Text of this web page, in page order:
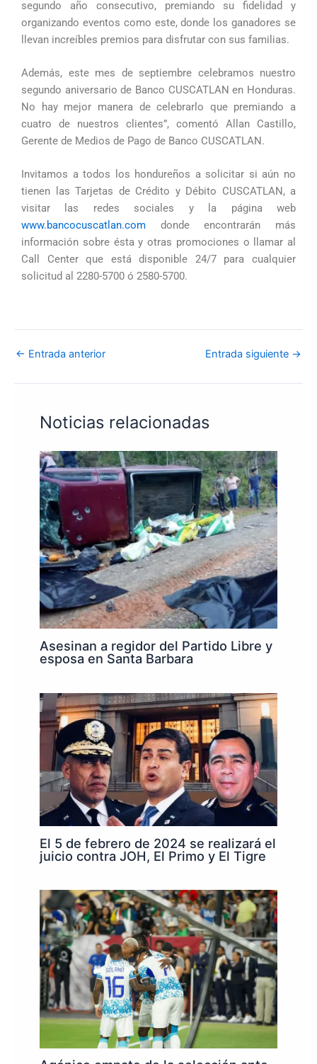
segundo año consecutivo, premiando su fidelidad y
organizando eventos como este, donde los ganadores se
llevan increíbles premios para disfrutar con sus familias.
Además, este mes de septiembre celebramos nuestro
segundo aniversario de Banco CUSCATLAN en Honduras.
No hay mejor manera de celebrarlo que premiando a
cuatro de nuestros clientes”, comentó Allan Castillo,
Gerente de Medios de Pago de Banco CUSCATLAN.
Invitamos a todos los hondureños a solicitar si aún no
tienen las Tarjetas de Crédito y Débito CUSCATLAN, a
visitar las redes sociales y la página web
www.bancocuscatlan.com donde encontrarán más
información sobre ésta y otras promociones o llamar al
Call Center que está disponible 24/7 para cualquier
solicitud al 2280-5700 ó 2580-5700.
← Entrada anterior Entrada siguiente →
Noticias relacionadas
Asesinan a regidor del Partido Libre y
esposa en Santa Barbara
El 5 de febrero de 2024 se realizará el
juicio contra JOH, El Primo y El Tigre